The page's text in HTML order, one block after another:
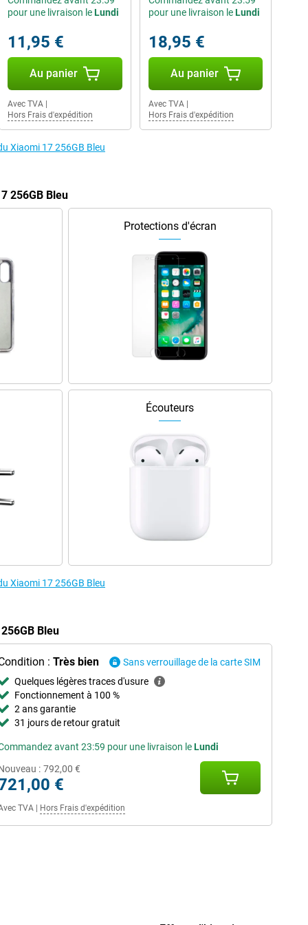
pour une livraison leLundi
11,95 €
Au panier
Avec TVA|
Hors Frais d'expédition
pour une livraison leLundi
18,95 €
Au panier
Avec TVA|
Hors Frais d'expédition
Xiaomi 17 256GB Bleu
256GB Bleu
Protections d'écran
Écouteurs
Xiaomi 17 256GB Bleu
Bleu
: Très bien
Sans verrouillage de la carte SIM
Quelques légères traces d'usure
Fonctionnement à 100 %
2 ans garantie
31 jours de retour gratuit
avant 23:59 pour une livraison leLundi
: 792,00 €
€
TVA| Hors Frais d'expédition